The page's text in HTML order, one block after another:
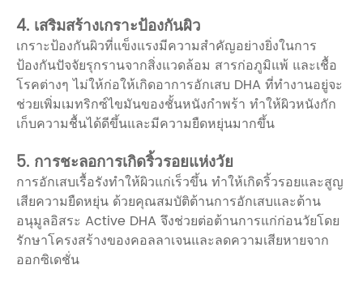
4. เสริมสร้างเกราะป้องกันผิว
เกราะป้องกันผิวที่แข็งแรงมีความสำคัญอย่างยิ่งในการ
ป้องกันปัจจัยรุกรานจากสิ่งแวดล้อม สารก่อภูมิแพ้ และเชื้อ
โรคต่างๆ ไม่ให้ก่อให้เกิดอาการอักเสบ DHA ที่ทำงานอยู่จะ
ช่วยเพิ่มเมทริกซ์ไขมันของชั้นหนังกำพร้า ทำให้ผิวหนังกัก
เก็บความชื้นได้ดีขึ้นและมีความยืดหยุ่นมากขึ้น
5. การชะลอการเกิดริ้วรอยแห่งวัย
การอักเสบเรื้อรังทำให้ผิวแก่เร็วขึ้น ทำให้เกิดริ้วรอยและสูญ
เสียความยืดหยุ่น ด้วยคุณสมบัติต้านการอักเสบและต้าน
อนุมูลอิสระ Active DHA จึงช่วยต่อต้านการแก่ก่อนวัยโดย
รักษาโครงสร้างของคอลลาเจนและลดความเสียหายจาก
ออกซิเดชั่น